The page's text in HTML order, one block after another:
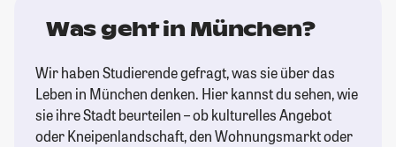
Was geht in München?
Wir haben Studierende gefragt, was sie über das
Leben in München denken. Hier kannst du sehen, wie
sie ihre Stadt beurteilen – ob kulturelles Angebot
oder Kneipenlandschaft, den Wohnungsmarkt oder